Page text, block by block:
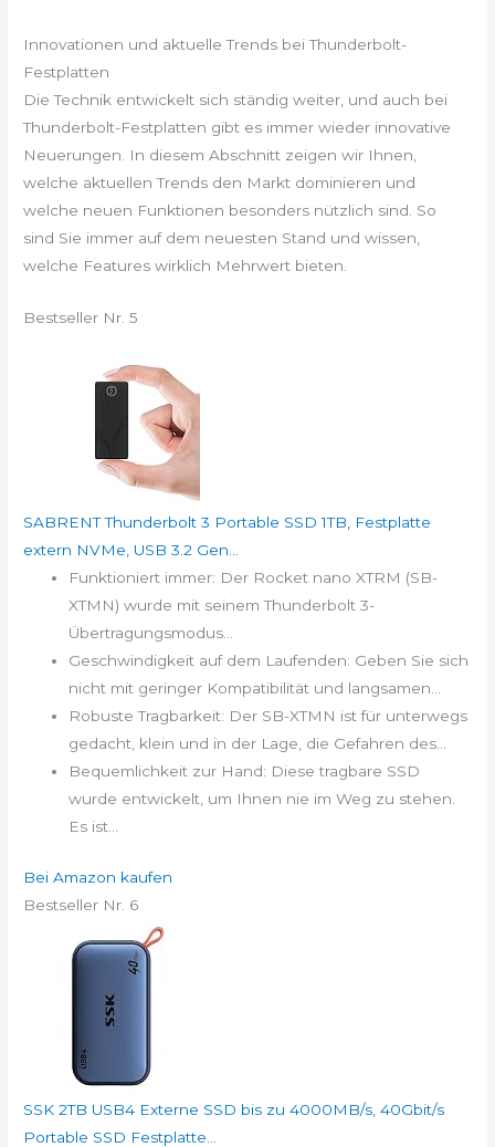
Innovationen und aktuelle Trends bei Thunderbolt-
Festplatten
Die Technik entwickelt sich ständig weiter, und auch bei
Thunderbolt-Festplatten gibt es immer wieder innovative
Neuerungen. In diesem Abschnitt zeigen wir Ihnen,
welche aktuellen Trends den Markt dominieren und
welche neuen Funktionen besonders nützlich sind. So
sind Sie immer auf dem neuesten Stand und wissen,
welche Features wirklich Mehrwert bieten.
Bestseller Nr. 5
SABRENT Thunderbolt 3 Portable SSD 1TB, Festplatte
extern NVMe, USB 3.2 Gen...
Funktioniert immer: Der Rocket nano XTRM (SB-
XTMN) wurde mit seinem Thunderbolt 3-
Übertragungsmodus...
Geschwindigkeit auf dem Laufenden: Geben Sie sich
nicht mit geringer Kompatibilität und langsamen...
Robuste Tragbarkeit: Der SB-XTMN ist für unterwegs
gedacht, klein und in der Lage, die Gefahren des...
Bequemlichkeit zur Hand: Diese tragbare SSD
wurde entwickelt, um Ihnen nie im Weg zu stehen.
Es ist...
Bei Amazon kaufen
Bestseller Nr. 6
SSK 2TB USB4 Externe SSD bis zu 4000MB/s, 40Gbit/s
Portable SSD Festplatte...